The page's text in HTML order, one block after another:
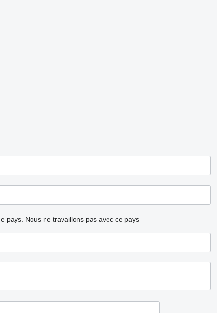
pays. Nous ne travaillons pas avec ce pays